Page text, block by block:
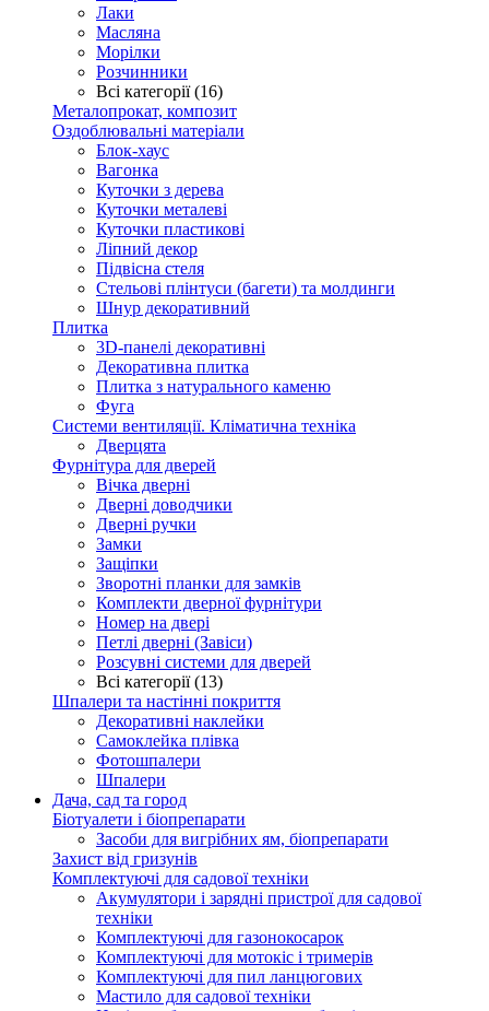
Лаки
Масляна
Морілки
Розчинники
Всі категорії (16)
Металопрокат, композит
Оздоблювальні матеріали
Блок-хаус
Вагонка
Куточки з дерева
Куточки металеві
Куточки пластикові
Ліпний декор
Підвісна стеля
Стельові плінтуси (багети) та молдинги
Шнур декоративний
Плитка
3D-панелі декоративні
Декоративна плитка
Плитка з натурального каменю
Фуга
Системи вентиляції. Кліматична техніка
Дверцята
Фурнітура для дверей
Вічка дверні
Дверні доводчики
Дверні ручки
Замки
Защіпки
Зворотні планки для замків
Комплекти дверної фурнітури
Номер на двері
Петлі дверні (Завіси)
Розсувні системи для дверей
Всі категорії (13)
Шпалери та настінні покриття
Декоративні наклейки
Самоклейка плівка
Фотошпалери
Шпалери
Дача, сад та город
Біотуалети і біопрепарати
Засоби для вигрібних ям, біопрепарати
Захист від гризунів
Комплектуючі для садової техніки
Акумулятори і зарядні пристрої для садової
техніки
Комплектуючі для газонокосарок
Комплектуючі для мотокіс і тримерів
Комплектуючі для пил ланцюгових
Мастило для садової техніки